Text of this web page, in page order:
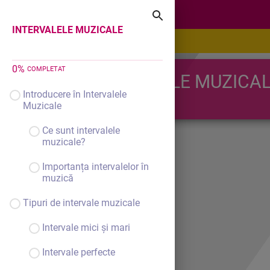
INTERVALELE MUZICALE
0% COMPLETAT
Introducere în Intervalele
Muzicale
Ce sunt intervalele
muzicale?
Importanța intervalelor în
muzică
Tipuri de intervale muzicale
Intervale mici și mari
Intervale perfecte
INTERVALELE